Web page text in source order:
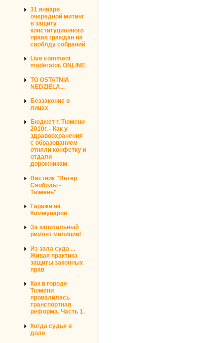
31 января
очередной митинг
в защиту
конституционного
права граждан на
своблду собраний
Live comment
moderator. ONLINE.
TO OSTATNIA
NEDZIELA...
Беззаконие в
лицах
Бюджет г. Тюмени
2010г. - Как у
здравоохранения
с образованием
отняли конфетку и
отдали
дорожникам.
Вестник "Ветер
Свободы -
Тюмень"
Гаражи на
Коммунаров
За капитальный
ремонт милиции!
Из зала суда ...
Живая практика
защиты законных
прав
Как в городе
Тюмени
провалилась
транспортная
реформа. Часть 1.
Когда судья в
доле